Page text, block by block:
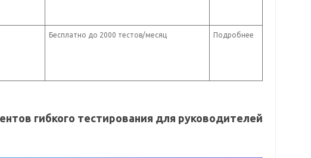
Бесплатно до 2000 тестов/месяц Подробнее
гибкого тестирования для руководителей